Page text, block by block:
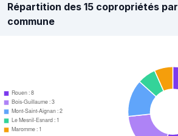
Répartition des 15 copropriétés par
commune
Rouen : 8
Bois-Guillaume : 3
Mont-Saint-Aignan : 2
Le Mesnil-Esnard : 1
Maromme : 1